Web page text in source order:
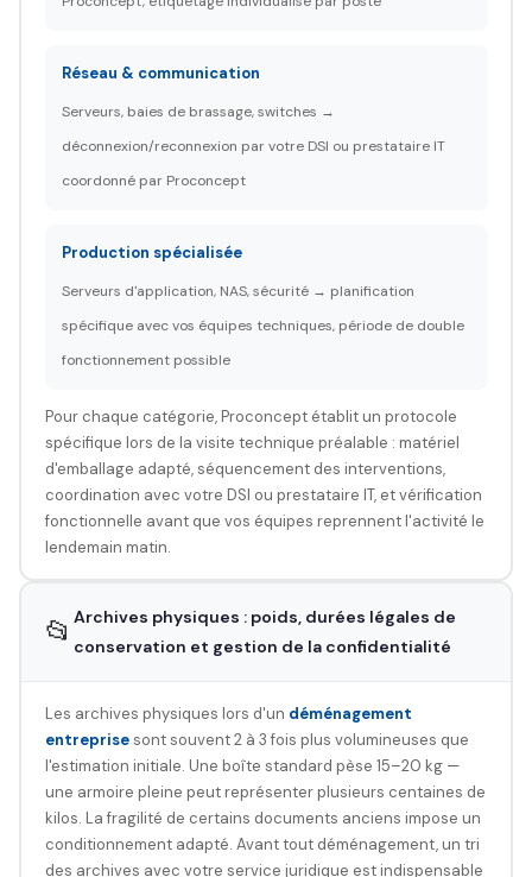
Réseau & communication
Serveurs, baies de brassage, switches →
déconnexion/reconnexion par votre DSI ou prestataire IT
coordonné par Proconcept
Production spécialisée
Serveurs d'application, NAS, sécurité → planification
spécifique avec vos équipes techniques, période de double
fonctionnement possible
Pour chaque catégorie, Proconcept établit un protocole
spécifique lors de la visite technique préalable : matériel
d'emballage adapté, séquencement des interventions,
coordination avec votre DSI ou prestataire IT, et vérification
fonctionnelle avant que vos équipes reprennent l'activité le
lendemain matin.
📂 Archives physiques : poids, durées légales de
conservation et gestion de la confidentialité
Les archives physiques lors d'un déménagement
entreprisesont souvent 2 à 3 fois plus volumineuses que
l'estimation initiale. Une boîte standard pèse 15–20 kg —
une armoire pleine peut représenter plusieurs centaines de
kilos. La fragilité de certains documents anciens impose un
conditionnement adapté. Avant tout déménagement, un tri
des archives avec votre service juridique est indispensable